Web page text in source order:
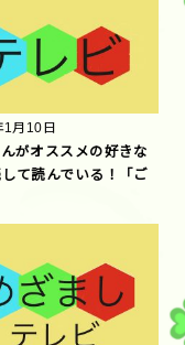
1月10日
がオススメの好きな
て読んでいる！「ご